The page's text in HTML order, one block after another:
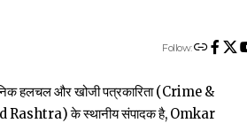
Follow:
हलचल और खोजी पत्रकारिता (Crime &
Rashtra) के स्थानीय संपादक है, Omkar